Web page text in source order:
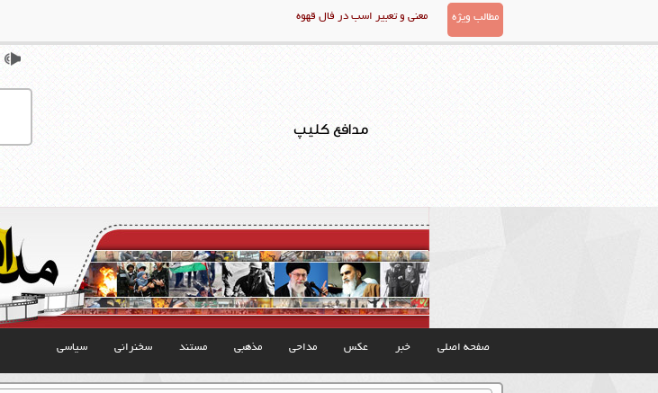
مطالب ویژه معنی و تعبیر اسب در فال قهوه
مدافع کلیپ
صفحه اصلی خبر عکس مداحی مذهبی مستند سخنرانی سیاسی